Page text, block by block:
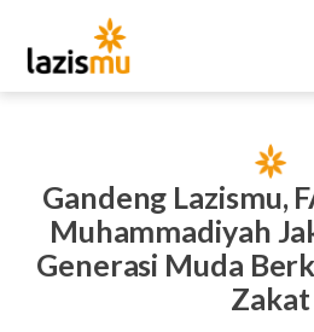
Gandeng Lazismu,
Muhammadiyah
Generasi Muda
Zakat